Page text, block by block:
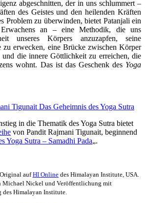
abgeschnitten, der in uns schlummert –
des Geistes und den heilenden Kräften
Problem zu überwinden, bietet Patanjali ein
an – eine Methodik, die uns
unseres Körpers anzuzapfen, seine
zu erwecken, eine Brücke zwischen Körper
und die innere Göttlichkeit zu erreichen, die
wohnt. Das ist das Geschenk des Yoga
in die Thematik des Yoga Sutra bietet
von Pandit Rajmani Tigunait, beginnend
Yoga Sutra – Samadhi Pada„.
aufHI Online des Himalayan Institute, USA.
Michael Nickel und Veröffentlichung mit
Himalayan Institute.